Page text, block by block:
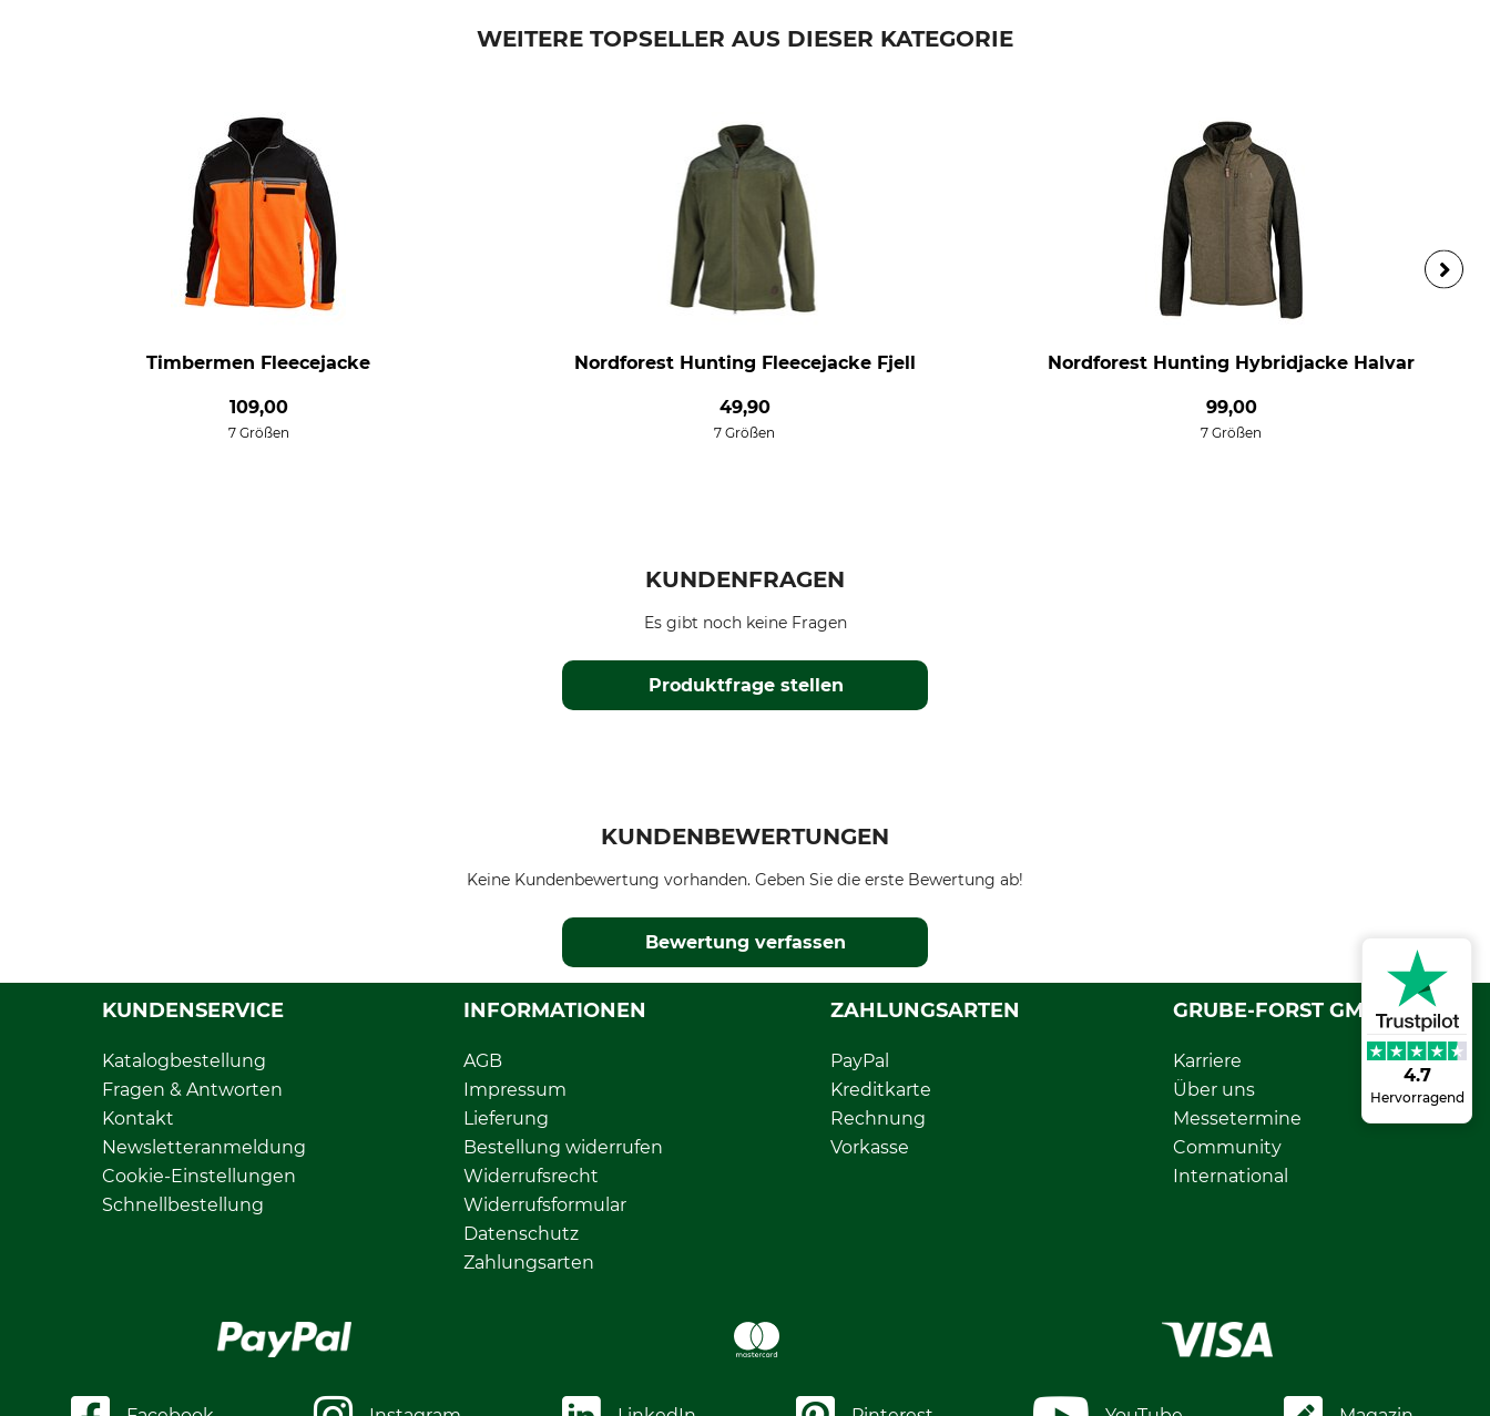
4.7
Hervorragend
WEITERE TOPSELLER AUS DIESER KATEGORIE
Timbermen Fleecejacke
109,00
7 Größen
Nordforest Hunting Fleecejacke Fjell
49,90
7 Größen
Nordforest Hunting Hybridjacke Halvar
99,00
7 Größen
KUNDENFRAGEN
Produktfrage stellen
Es gibt noch keine Fragen
KUNDENBEWERTUNGEN
Keine Kundenbewertung vorhanden. Geben Sie die erste Bewertung ab!
Bewertung verfassen
KUNDENSERVICE
Katalogbestellung
Fragen & Antworten
Kontakt
Newsletteranmeldung
Cookie-Einstellungen
Schnellbestellung
INFORMATIONEN
AGB
Impressum
Lieferung
Bestellung widerrufen
Widerrufsrecht
Widerrufsformular
Datenschutz
Zahlungsarten
ZAHLUNGSARTEN
PayPal
Kreditkarte
Rechnung
Vorkasse
GRUBE-FORST GMBH
Karriere
Über uns
Messetermine
Community
International